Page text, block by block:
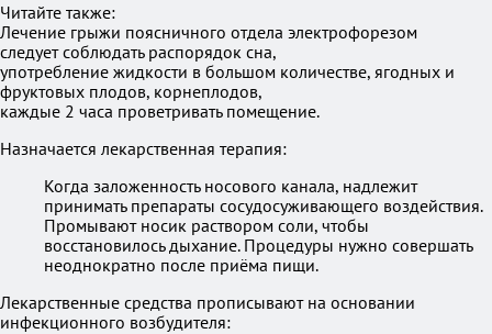
Читайте также:
Лечение грыжи поясничного отдела электрофорезом
следует соблюдать распорядок сна,
употребление жидкости в большом количестве, ягодных и
фруктовых плодов, корнеплодов,
каждые 2 часа проветривать помещение.
Назначается лекарственная терапия:
Когда заложенность носового канала, надлежит
принимать препараты сосудосуживающего воздействия.
Промывают носик раствором соли, чтобы
восстановилось дыхание. Процедуры нужно совершать
неоднократно после приёма пищи.
Лекарственные средства прописывают на основании
инфекционного возбудителя: